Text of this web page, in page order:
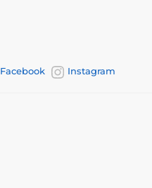
Facebook Instagram